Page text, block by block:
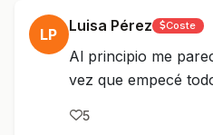
LP Luisa Pérez Coste
Al principio me
vez que empecé
5